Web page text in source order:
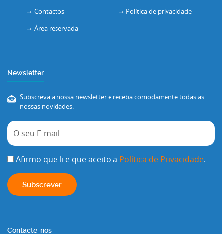
Contactos
Política de privacidade
Área reservada
Newsletter
Subscreva a nossa newsletter e receba comodamente todas as
nossas novidades.
Afirmo que li e que aceito a Política de Privacidade.
Contacte-nos